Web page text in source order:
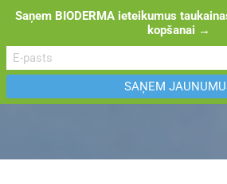
Saņem BIODERMA ieteikumus
kopšanai →